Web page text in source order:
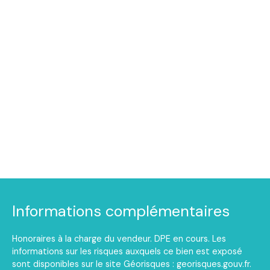
Informations complémentaires
Honoraires à la charge du vendeur. DPE en cours. Les
informations sur les risques auxquels ce bien est exposé
sont disponibles sur le site Géorisques : georisques.gouv.fr.